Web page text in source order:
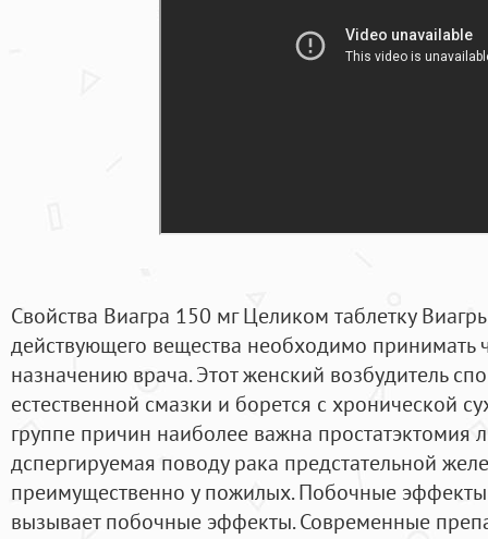
Свойства Виагра 150 мг Целиком таблетку
действующего вещества необходимо принимать
назначению врача. Этот женский возбудитель
естественной смазки и борется с хронической
группе причин наиболее важна простатэктомия
дспергируемая поводу рака предстательной
преимущественно у пожилых. Побочные
вызывает побочные эффекты. Современные